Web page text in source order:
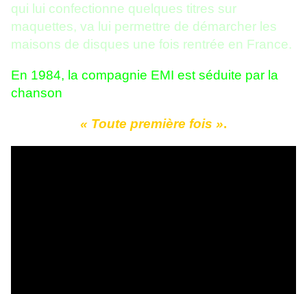
qui lui confectionne quelques titres sur
maquettes, va lui permettre de démarcher les
maisons de disques une fois rentrée en France.
En 1984, la compagnie EMI est séduite par la
chanson
« Toute première fois ».